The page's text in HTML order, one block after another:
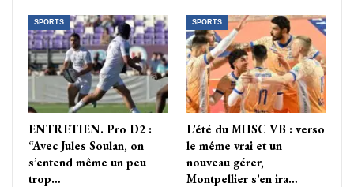
SPORTS
ENTRETIEN. Pro D2 :
“Avec Jules Soulan, on
s’entend même un peu
trop…
SPORTS
L’été du MHSC VB : verso
le même vrai et un
nouveau gérer,
Montpellier s’en ira…